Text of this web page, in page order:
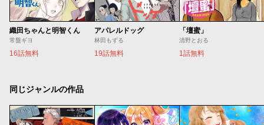
織田ちゃんと明智くん
常盤ギヨ
16話無料
アパレルドッグ
林田もずる
19話無料
「壇蜜」
清野とおる
1話無料
同じジャンルの作品